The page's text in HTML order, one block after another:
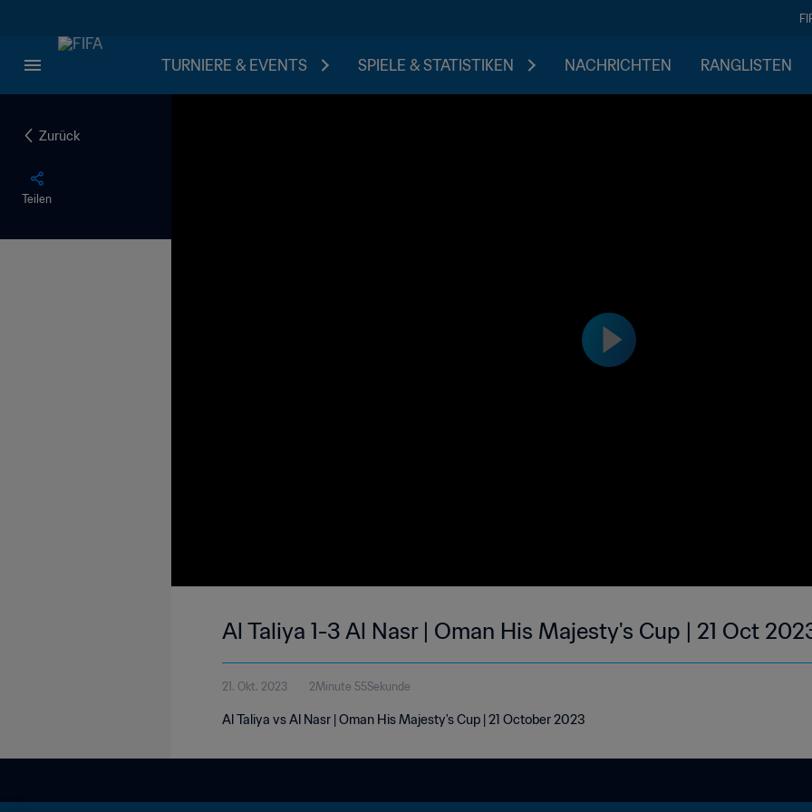
TURNIERE & EVENTS SPIELE & STATISTIKEN NACHRICHTEN RANGLISTEN
Zurück
Teilen
Al Taliya 1-3 Al Nasr | Oman His Majesty's Cup | 21 Oct
21. Okt. 2023 2Minute 55Sekunde
Al Taliya vs Al Nasr | Oman His Majesty's Cup | 21 October 2023